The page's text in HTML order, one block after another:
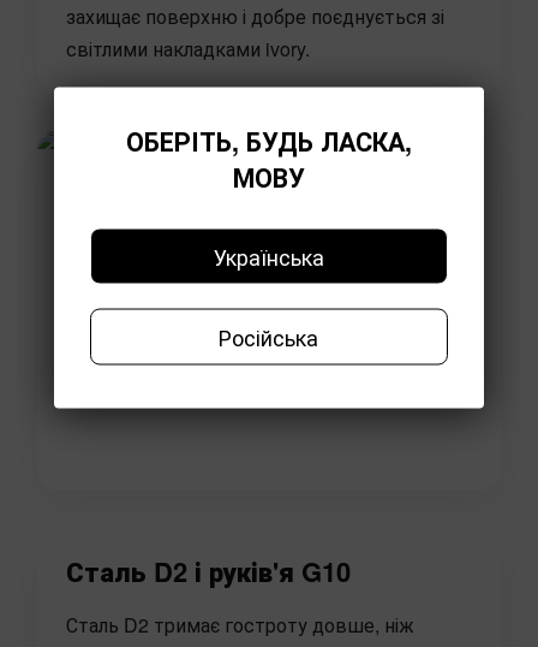
захищає поверхню і добре поєднується зі
світлими накладками ivory.
Сталь D2 і руків'я G10
Сталь D2 тримає гостроту довше, ніж
ОБЕРІТЬ, БУДЬ ЛАСКА,
МОВУ
Українська
Російська